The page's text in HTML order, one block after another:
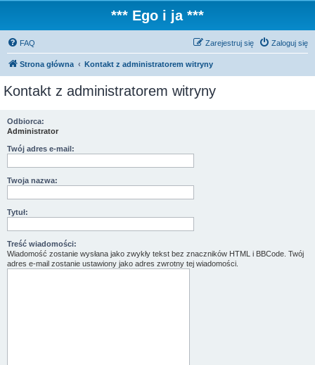
*** Ego i ja ***
FAQ Zaloguj się
Zarejestruj się
Strona główna Kontakt z administratorem witryny
Kontakt z administratorem witryny
Odbiorca:
Administrator
Twój adres e-mail:
Twoja nazwa:
Tytuł:
Treść wiadomości:
Wiadomość zostanie wysłana jako zwykły tekst bez znaczników HTML i BBCode. Twój
adres e-mail zostanie ustawiony jako adres zwrotny tej wiadomości.